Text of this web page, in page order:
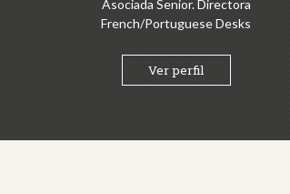
Asociada Senior. Directora
French/Portuguese Desks
Ver perfil